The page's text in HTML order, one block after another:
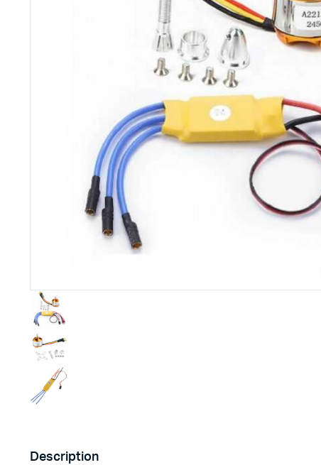
Accessoires imprimante 3D
Moteur DC
Moteurs
Autre
Description